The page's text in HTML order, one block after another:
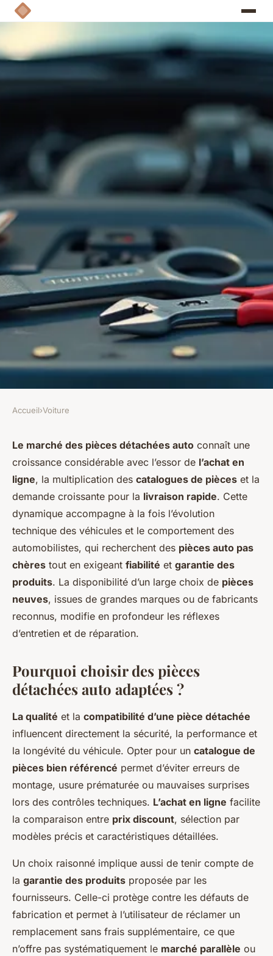
Pièces détachées voiture :
comment optimiser achat, prix
et entretien
Zélie•6 décembre 2025•7 min de lecture
Accueil›Voiture
Le marché des pièces détachées auto connaît une
croissance considérable avec l’essor de l’achat en
ligne, la multiplication des catalogues de pièces et la
demande croissante pour la livraison rapide. Cette
dynamique accompagne à la fois l’évolution
technique des véhicules et le comportement des
automobilistes, qui recherchent des pièces auto pas
chères tout en exigeant fiabilité et garantie des
produits. La disponibilité d’un large choix de pièces
neuves, issues de grandes marques ou de fabricants
reconnus, modifie en profondeur les réflexes
d’entretien et de réparation.
Pourquoi choisir des pièces
détachées auto adaptées ?
La qualité et la compatibilité d’une pièce détachée
influencent directement la sécurité, la performance et
la longévité du véhicule. Opter pour un catalogue de
pièces bien référencé permet d’éviter erreurs de
montage, usure prématurée ou mauvaises surprises
lors des contrôles techniques. L’achat en ligne facilite
la comparaison entre prix discount, sélection par
modèles précis et caractéristiques détaillées.
Un choix raisonné implique aussi de tenir compte de
la garantie des produits proposée par les
fournisseurs. Celle-ci protège contre les défauts de
fabrication et permet à l’utilisateur de réclamer un
remplacement sans frais supplémentaire, ce que
n’offre pas systématiquement le marché parallèle ou